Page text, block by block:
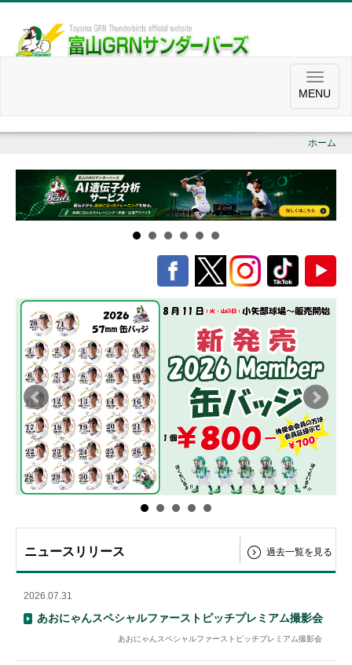
MENU
ホーム
ニュースリリース
2026.07.31
あおにゃんスペシャルファーストピッチプレミアム撮影会
あおにゃんスペシャルファーストピッチプレミアム撮影会
過去一覧を見る